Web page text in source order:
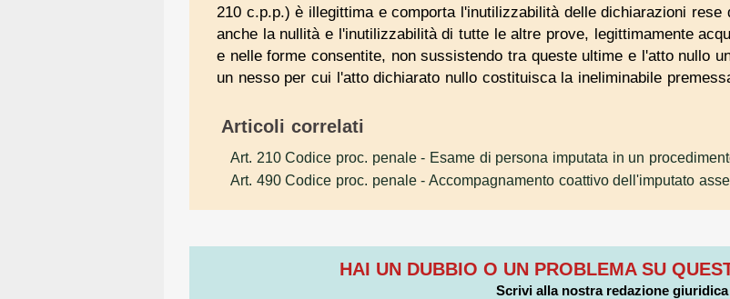
210 c.p.p.) è illegittima e comporta l'inutilizzabilità delle dichiarazioni
anche la nullità e l'inutilizzabilità di tutte le altre prove, legittimamente
e nelle forme consentite, non sussistendo tra queste ultime e l'atto nullo
un nesso per cui l'atto dichiarato nullo costituisca la ineliminabile
Articoli correlati
Art. 210 Codice proc. penale- Esame di persona imputata in un
Art. 490 Codice proc. penale- Accompagnamento coattivo dell'imputato
HAI UN DUBBIO O UN PROBLEMA SU
Scrivi alla nostra redazione giuridica